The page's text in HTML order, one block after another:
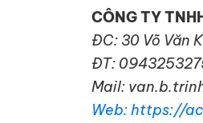
CÔNG TY
ĐC: 30 Võ Văn
ĐT:
Mail:
Web: https://